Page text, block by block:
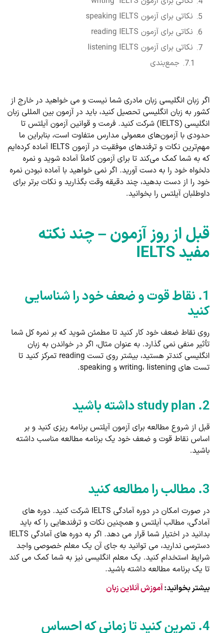
نکاتی برای آزمون speaking IELTS
نکاتی برای آزمون reading IELTS
نکاتی برای آزمون listening IELTS
جمع‌بندی
اگر زبان انگلیسی زبان مادری شما نیست و می خواهید در خارج از
کشور به زبان انگلیسی تحصیل کنید، باید در آزمون بین المللی زبان
انگلیسی (IELTS) شرکت کنید. فرمت و قوانین آزمون آیلتس تا
حدودی با آزمون‌های معمولی مدارس متفاوت است، بنابراین ما
مهم‌ترین نکات و ترفندهای موفقیت در آزمون IELTS آماده کرده‌ایم
که به شما کمک می‌کند تا برای آزمون کاملاً آماده شوید و نمره
دلخواه خود را به دست آورید. اگر نمی خواهید با آماده نبودن نمره
خود را از دست بدهید، چند دقیقه وقت بگذارید و نکات برتر برای
داوطلبان آیلتس را بخوانید.
قبل از روز آزمون – چند نکته
مفید IELTS
1. نقاط قوت و ضعف خود را شناسایی
کنید
روی نقاط ضعف خود کار کنید تا مطمئن شوید که بر نمره کل شما
تأثیر منفی نمی گذارد. به عنوان مثال، اگر در خواندن به زبان
انگلیسی کندتر هستید، بیشتر روی تست reading تمرکز کنید تا
تست های writing، listening و speaking.
2. study plan داشته باشید
قبل از شروع مطالعه برای آزمون آیلتس برنامه ریزی کنید و بر
اساس نقاط قوت و ضعف خود یک برنامه مطالعه مناسب داشته
باشید.
3. مطالب را مطالعه کنید
در صورت امکان در دوره آمادگی IELTS شرکت کنید. دوره های
آمادگی، مطالب آیلتس و همچنین نکات و ترفندهایی را که باید
بدانید در اختیار شما قرار می دهد. اگر به دوره های آمادگی IELTS
دسترسی ندارید، می توانید به جای آن یک معلم خصوصی واجد
شرایط استخدام کنید. یک معلم انگلیسی نیز به شما کمک می کند
تا یک برنامه مطالعه داشته باشید.
بیشتر بخوانید:آموزش آنلاین زبان
4. تمرین کنید تا زمانی که احساس